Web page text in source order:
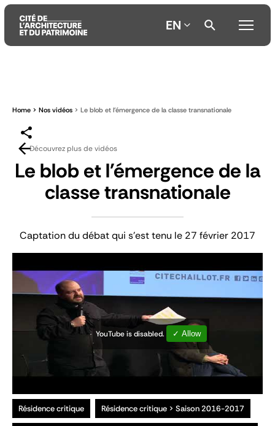
contenu
menu
EN
Home Nos vidéos Le blob et l'émergence de la classe transnationale
Découvrez plus de vidéos
Le blob et l'émergence de la
classe transnationale
Captation du débat qui s'est tenu le 27 février 2017
YouTube is disabled. ✓ Allow
Résidence critique Résidence critique > Saison 2016-2017